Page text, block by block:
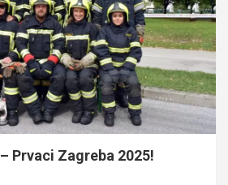
Prvaci Zagreba 2025!